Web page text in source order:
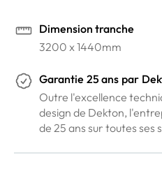
Dimension tranche
3200 x 1440mm
Garantie 25 ans par
Outre l'excellence
design de Dekton,
de 25 ans sur toutes ses